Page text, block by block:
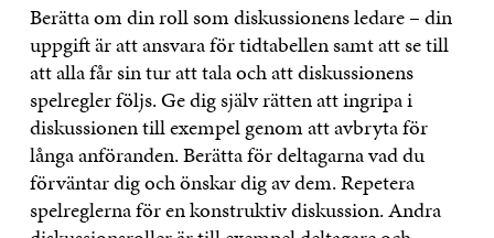
Berätta om din roll som diskussionens ledare – din
uppgift är att ansvara för tidtabellen samt att se till
att alla får sin tur att tala och att diskussionens
spelregler följs. Ge dig själv rätten att ingripa i
diskussionen till exempel genom att avbryta för
långa anföranden. Berätta för deltagarna vad du
förväntar dig och önskar dig av dem. Repetera
spelreglerna för en konstruktiv diskussion. Andra